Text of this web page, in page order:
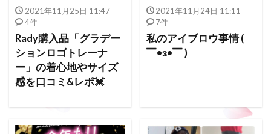
2021年11月25日 11:47
4件
Rady購入品「グラデー
ションロゴトレーナ
ー」の着心地やサイズ
感を口コミ&レポ💓
2021年11月24日 11:11
7件
私のアイブロウ事情 (
▔•з•▔ )